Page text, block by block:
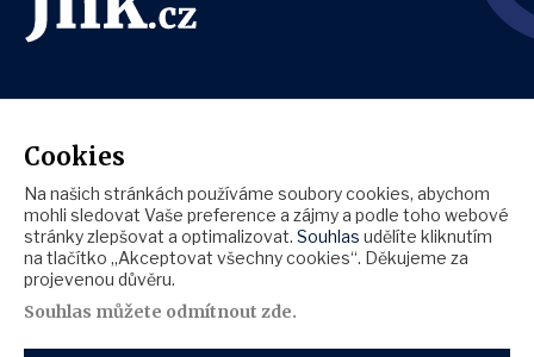
Cookies
Na našich stránkách používáme soubory cookies, abychom
mohli sledovat Vaše preference a zájmy a podle toho webové
stránky zlepšovat a optimalizovat. Souhlas udělíte kliknutím
na tlačítko „Akceptovat všechny cookies“. Děkujeme za
projevenou důvěru.
Souhlas můžete odmítnout zde.